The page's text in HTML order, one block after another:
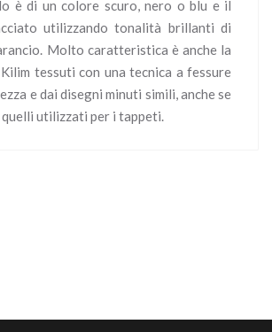
è di un colore scuro, nero o blu e il
utilizzando tonalità brillanti di
Molto caratteristica è anche la
tessuti con una tecnica a fessure
e dai disegni minuti simili, anche se
utilizzati per i tappeti.